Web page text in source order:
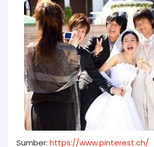
Sumber: https://www.pinterest.ch/